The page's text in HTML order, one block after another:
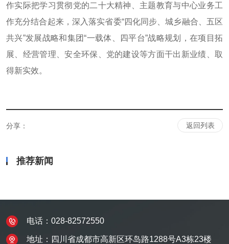
作实际把学习贯彻党的二十大精神、主题教育与中心业务工
作充分结合起来，深入落实省委“四化同步、城乡融合、五区
共兴”发展战略和集团“一载体、四平台”战略规划，在项目拓
展、经营管理、安全环保、党的建设等方面干出新业绩、取
得新实效。
分享： 返回列表
推荐新闻
电话：028-82572550
地址：四川省成都市高新区环岛路1288号A3栋23楼